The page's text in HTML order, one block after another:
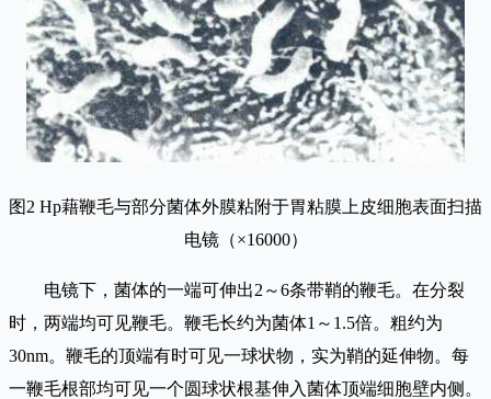
图2 Hp藉鞭毛与部分菌体外膜粘附于胃粘膜上皮细胞表面扫描
电镜（×16000）
电镜下，菌体的一端可伸出2～6条带鞘的鞭毛。在分裂
时，两端均可见鞭毛。鞭毛长约为菌体1～1.5倍。粗约为
30nm。鞭毛的顶端有时可见一球状物，实为鞘的延伸物。每
一鞭毛根部均可见一个圆球状根基伸入菌体顶端细胞壁内侧。